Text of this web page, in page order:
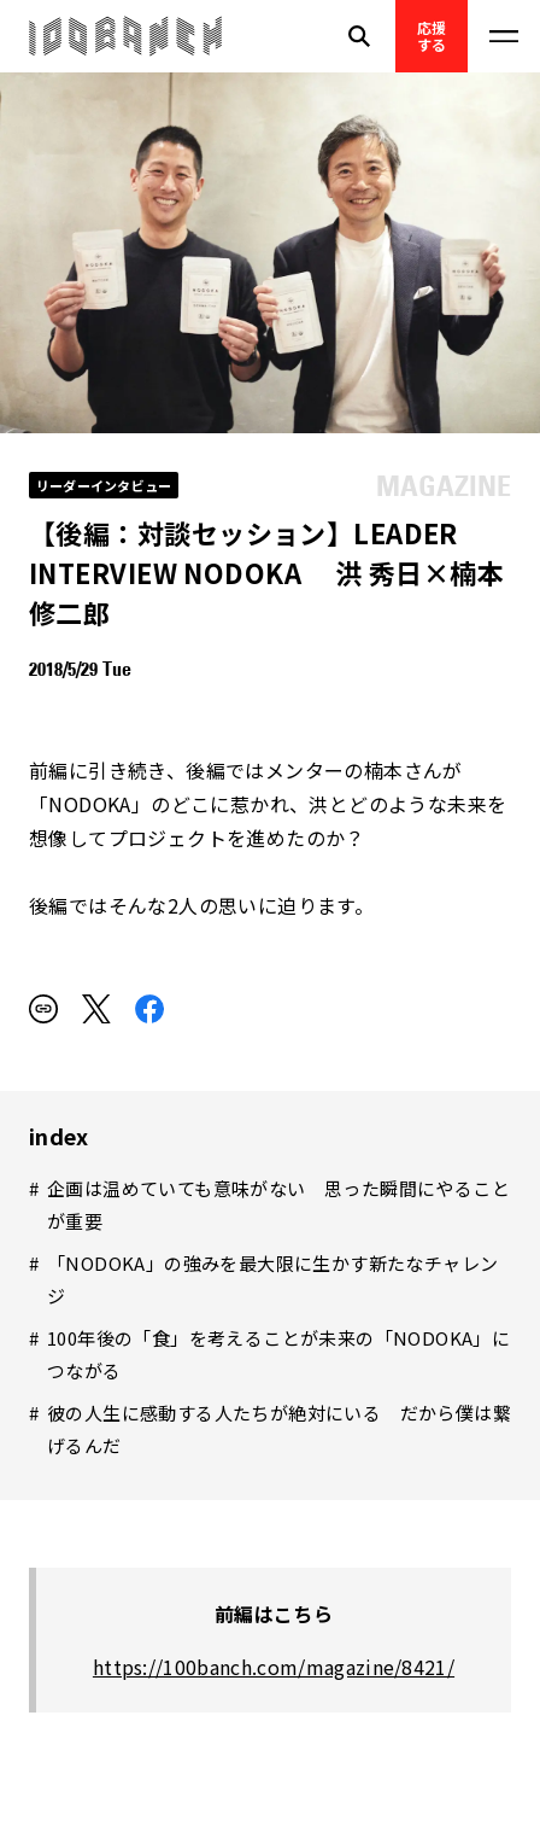
応援
する
リーダーインタビュー
【後編：対談セッション】LEADER
INTERVIEW NODOKA 洪 秀日×楠本
修二郎
2018/5/29 Tue
前編に引き続き、後編ではメンターの楠本さんが
「NODOKA」のどこに惹かれ、洪とどのような未来を
想像してプロジェクトを進めたのか？
後編ではそんな2人の思いに迫ります。
index
企画は温めていても意味がない 思った瞬間にやること
が重要
「NODOKA」の強みを最大限に生かす新たなチャレン
ジ
100年後の「食」を考えることが未来の「NODOKA」に
つながる
彼の人生に感動する人たちが絶対にいる だから僕は繋
げるんだ
前編はこちら
https://100banch.com/magazine/8421/